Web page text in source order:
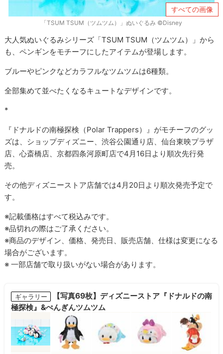
すべての画像
「TSUM TSUM（ツムツム）」ぬいぐるみ ©Disney
大人気ぬいぐるみシリーズ「TSUM TSUM（ツムツム）」から
も、ペンギンをモチーフにしたアイテムが登場します。
ブルーやピンクなどカラフルなツムツムは6種類。
全部集めて並べたくなるキュートなデザインです。
*
『ドナルドの南極探検（Polar Trappers）』がモチーフのグッ
ズは、ショップディズニー、渋谷公園通り店、仙台東映プラザ
店、心斎橋店、京都四条河原町店で4月16日より順次先行発
売。
その他ディズニーストア店舗では4月20日より順次発売予定で
す。
※記載価格はすべて税込みです。
※品切れの際はご了承ください。
※商品のデザイン、価格、発売日、販売店舗、仕様は変更になる
場合がございます。
※ 一部店舗で取り扱いがない場合があります。
ギャラリー
【写真69枚】ディズニーストア『ドナルドの南
極探検』&ぺんぎんツムツム